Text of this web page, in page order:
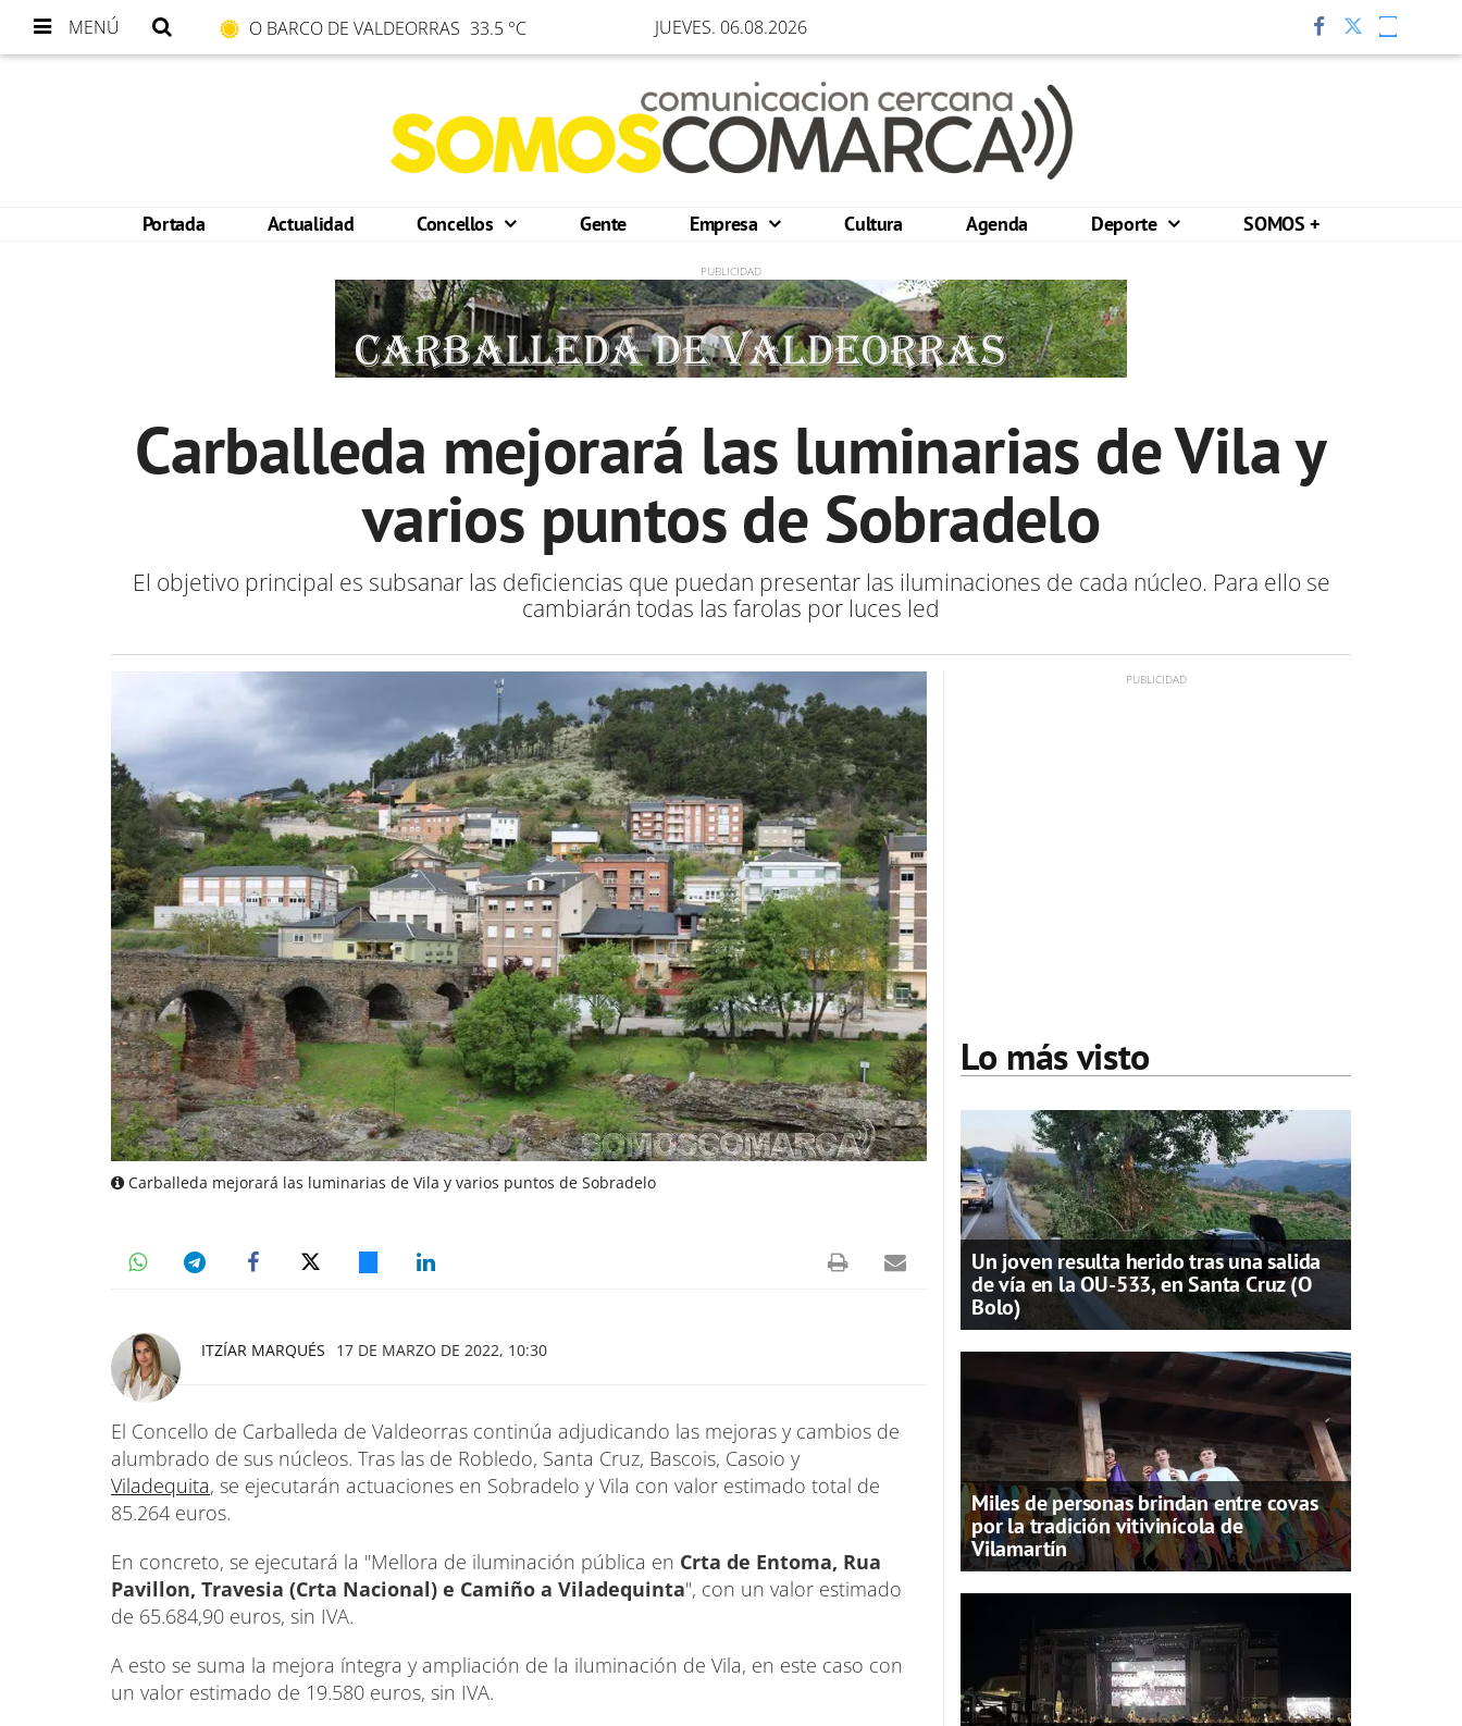
MENÚ O BARCO DE VALDEORRAS 33.5 °C JUEVES. 06.08.2026
Portada Actualidad Concellos Gente Empresa Cultura Agenda Deporte SOMOS +
Carballeda mejorará las luminarias de Vila y
varios puntos de Sobradelo
El objetivo principal es subsanar las deficiencias que puedan presentar las iluminaciones de cada núcleo. Para ello se
cambiarán todas las farolas por luces led
Carballeda mejorará las luminarias de Vila y varios puntos de Sobradelo
ITZÍAR MARQUÉS 17 DE MARZO DE 2022, 10:30
El Concello de Carballeda de Valdeorras continúa adjudicando las mejoras y cambios de
alumbrado de sus núcleos. Tras las de Robledo, Santa Cruz, Bascois, Casoio y
Viladequita, se ejecutarán actuaciones en Sobradelo y Vila con valor estimado total de
85.264 euros.
En concreto, se ejecutará la "Mellora de iluminación pública en Crta de Entoma, Rua
Pavillon, Travesia (Crta Nacional) e Camiño a Viladequinta", con un valor estimado
de 65.684,90 euros, sin IVA.
A esto se suma la mejora íntegra y ampliación de la iluminación de Vila, en este caso con
un valor estimado de 19.580 euros, sin IVA.
Lo más visto
Un joven resulta herido tras una salida
de vía en la OU-533, en Santa Cruz (O
Bolo)
Miles de personas brindan entre covas
por la tradición vitivinícola de
Vilamartín